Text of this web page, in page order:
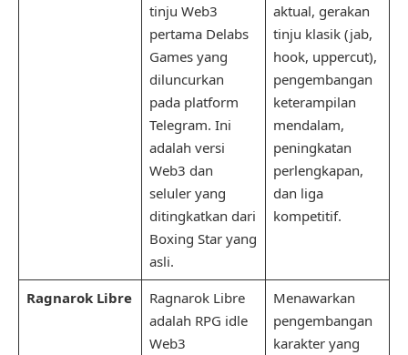
tinju Web3
pertama Delabs
Games yang
diluncurkan
pada platform
Telegram. Ini
adalah versi
Web3 dan
seluler yang
ditingkatkan dari
Boxing Star yang
asli.
aktual, gerakan
tinju klasik (jab,
hook, uppercut),
pengembangan
keterampilan
mendalam,
peningkatan
perlengkapan,
dan liga
kompetitif.
Ragnarok Libre
Ragnarok Libre
adalah RPG idle
Web3
Menawarkan
pengembangan
karakter yang